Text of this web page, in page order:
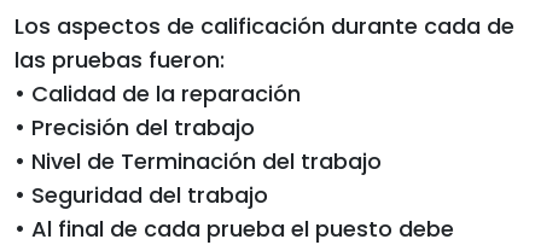
Los aspectos de calificación durante cada de
las pruebas fueron:
• Calidad de la reparación
• Precisión del trabajo
• Nivel de Terminación del trabajo
• Seguridad del trabajo
• Al final de cada prueba el puesto debe